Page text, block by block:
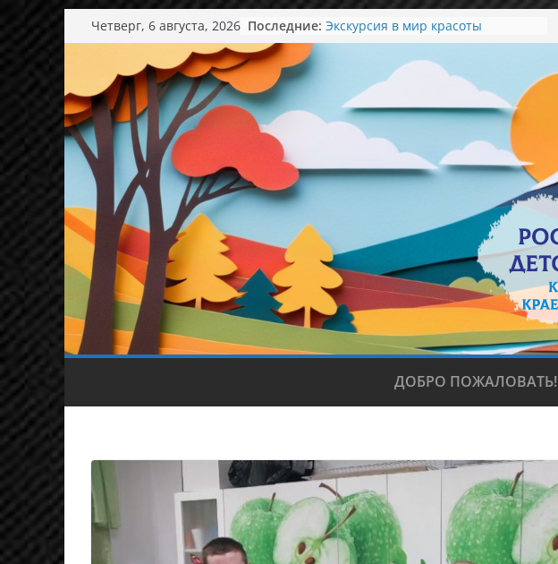
Перейти
к
содержимому
Четверг, 6 августа, 2026 Последние:
Экскурсия в мир красоты
Концерт в колледже искусств
«Магазин без барьеров: учимся
понимать и договариваться»
ДОБРО ПОЖАЛОВАТЬ!